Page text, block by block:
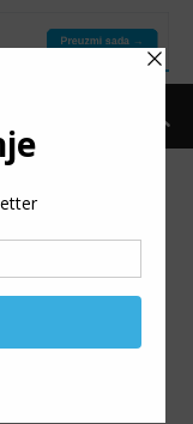
Uključi
na
i 5. jula